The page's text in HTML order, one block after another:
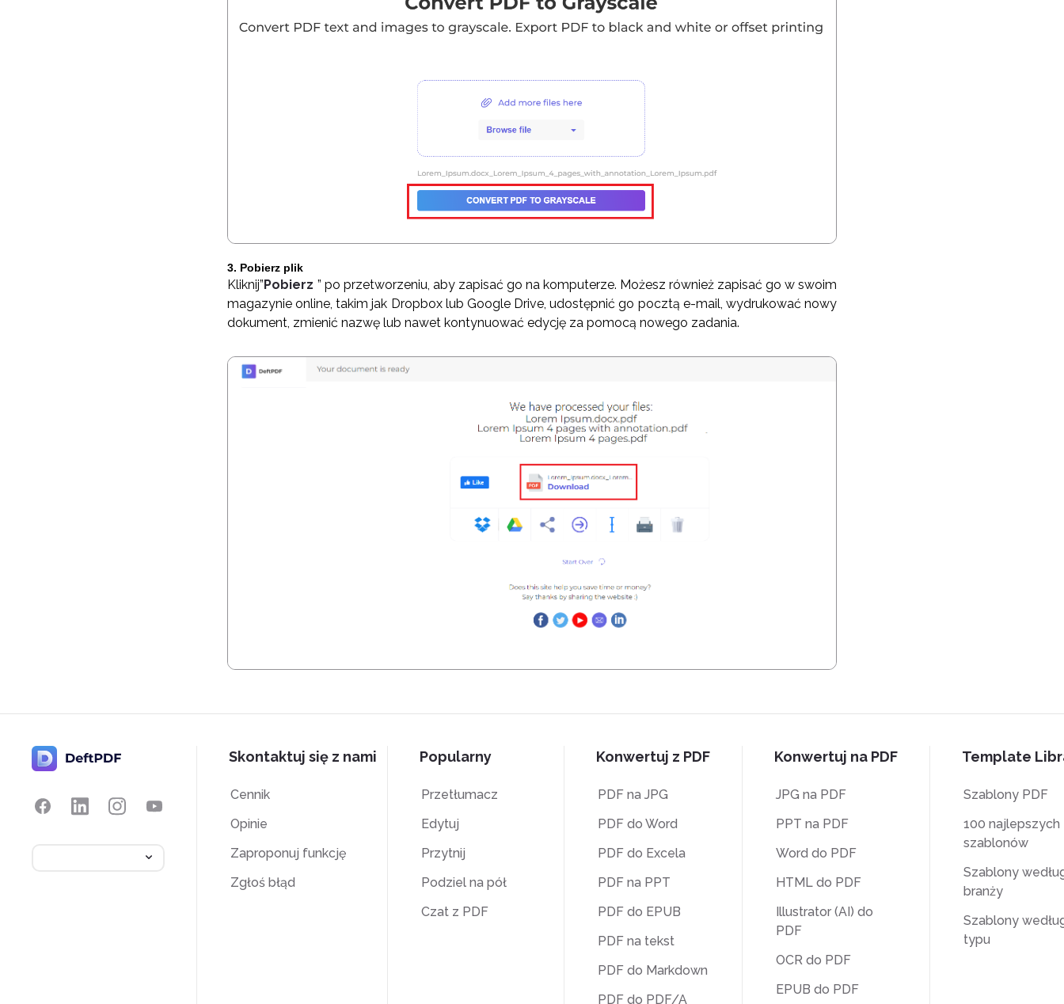
3. Pobierz plik
Kliknij”Pobierz ” po przetworzeniu, aby zapisać go na komputerze. Możesz również zapisać go w swoim
magazynie online, takim jak Dropbox lub Google Drive, udostępnić go pocztą e-mail, wydrukować nowy
dokument, zmienić nazwę lub nawet kontynuować edycję za pomocą nowego zadania.
Skontaktuj się z nami
Cennik
Opinie
Zaproponuj funkcję
Zgłoś błąd
Popularny
Przetłumacz
Edytuj
Przytnij
Podziel na pół
Czat z PDF
Konwertuj z PDF
PDF na JPG
PDF do Word
PDF do Excela
PDF na PPT
PDF do EPUB
PDF na tekst
PDF do Markdown
PDF do PDF/A
Konwertuj na PDF
JPG na PDF
PPT na PDF
Word do PDF
HTML do PDF
Illustrator (AI) do
PDF
OCR do PDF
EPUB do PDF
Template
Szablony PDF
100 najlepszych
szablonów
Szablony
branży
Szablony
typu